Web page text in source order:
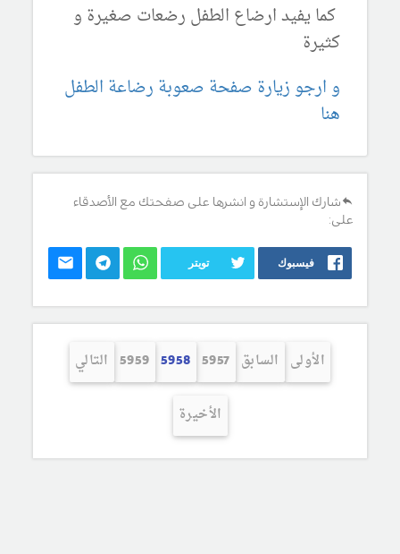
كما يفيد ارضاع الطفل رضعات صغيرة و
كثيرة
و ارجو زيارة صفحة صعوبة رضاعة الطفل
هنا
شارك الإستشارة و انشرها على صفحتك مع الأصدقاء
على:
فيسبوك تويتر
الأولى السابق 5957
5958
5959 التالي
الأخيرة